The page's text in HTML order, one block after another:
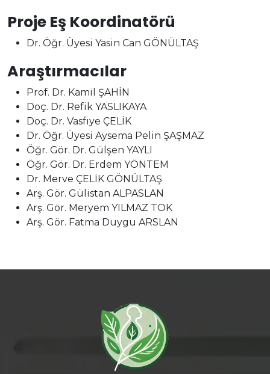
Proje Eş Koordinatörü
Dr. Öğr. Üyesi Yasin Can GÖNÜLTAŞ
Araştırmacılar
Prof. Dr. Kamil ŞAHİN
Doç. Dr. Refik YASLIKAYA
Doç. Dr. Vasfiye ÇELİK
Dr. Öğr. Üyesi Aysema Pelin ŞAŞMAZ
Öğr. Gör. Dr. Gülşen YAYLI
Öğr. Gör. Dr. Erdem YÖNTEM
Dr. Merve ÇELİK GÖNÜLTAŞ
Arş. Gör. Gülistan ALPASLAN
Arş. Gör. Meryem YILMAZ TOK
Arş. Gör. Fatma Duygu ARSLAN